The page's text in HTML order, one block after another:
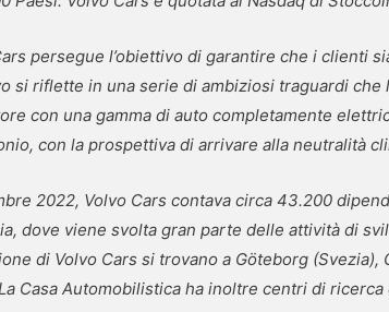
persegue l’obiettivo di garantire che i clienti
si riflette in una serie di ambiziosi traguardi
con una gamma di auto completamente
con la prospettiva di arrivare alla neutralità
2022, Volvo Cars contava circa 43.200
dove viene svolta gran parte delle attività di
di Volvo Cars si trovano a Göteborg
Casa Automobilistica ha inoltre centri di